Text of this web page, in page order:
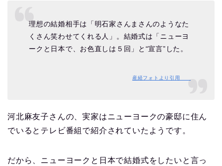
理想の結婚相手は「明石家さんまさんのようなた
くさん笑わせてくれる人」。結婚式は「ニューヨ
ークと日本で、お色直しは５回」と“宣言”した。
産経フォトより引用
河北麻友子さんの、実家はニューヨークの豪邸に住ん
でいるとテレビ番組で紹介されていたようです。
だから、ニューヨークと日本で結婚式をしたいと言っ